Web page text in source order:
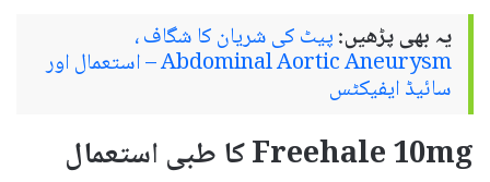
یہ بھی پڑھیں:پیٹ کی شریان کا شگاف ،
Abdominal Aortic Aneurysm – استعمال اور
سائیڈ ایفیکٹس
Freehale 10mg کا طبی استعمال